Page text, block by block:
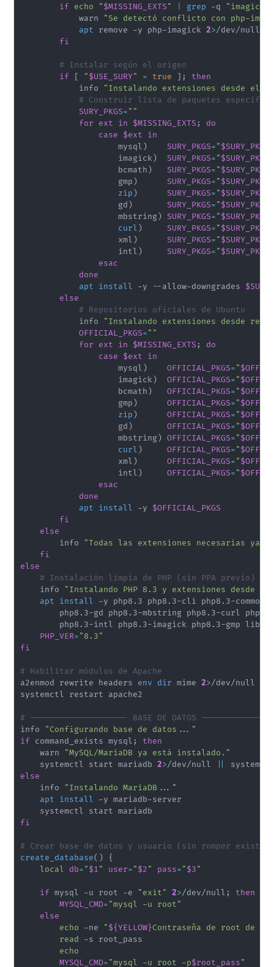
if
echo "$MISSING_EXTS" grep -q "imagick"
            warn
"Se detectó conflicto con php-
apt remove -y php-imagick 2>/dev/null
fi
# Instalar según el origen
if
[ "$USE_SURY" = true ] ;
then
            info
"Instalando extensiones desde el
# Construir lista de paquetes
SURY_PKGS=""
for
ext in $MISSING_EXTS ;
do
case
$ext
in
                    mysql
) SURY_PKGS="$SURY_PKGS
                    imagick
) SURY_PKGS="$SURY_PKGS
                    bcmath
) SURY_PKGS="$SURY_PKGS
                    gmp
) SURY_PKGS="$SURY_PKGS
zip ) SURY_PKGS="$SURY_PKGS
                    gd
) SURY_PKGS="$SURY_PKGS
                    mbstring
) SURY_PKGS="$SURY_PKGS
curl ) SURY_PKGS="$SURY_PKGS
                    xml
) SURY_PKGS="$SURY_PKGS
                    intl
) SURY_PKGS="$SURY_PKGS
esac
done
apt
install -y --allow-downgrades
else
# Repositorios oficiales de Ubuntu
            info
"Instalando extensiones desde
OFFICIAL_PKGS=""
for
ext in $MISSING_EXTS ;
do
case
$ext
in
                    mysql
) OFFICIAL_PKGS="
                    imagick
) OFFICIAL_PKGS="
                    bcmath
) OFFICIAL_PKGS="
                    gmp
) OFFICIAL_PKGS="
zip ) OFFICIAL_PKGS="
                    gd
) OFFICIAL_PKGS="
                    mbstring
) OFFICIAL_PKGS="
curl ) OFFICIAL_PKGS="
                    xml
) OFFICIAL_PKGS="
                    intl
) OFFICIAL_PKGS="
esac
done
apt
install -y $OFFICIAL_PKGS
fi
else
        info
"Todas las extensiones necesarias ya
fi
else
# Instalación limpia de PHP (sin PPA previo)
    info
"Instalando PHP 8.3 y extensiones
apt
install -y php8.3 php8.3-cli php8.3-common
php8.3-gd php8.3-mbstring php8.3-curl
php8.3-intl php8.3-imagick php8.3-gmp
PHP_VER="8.3"
fi
# Habilitar módulos de Apache
a2enmod rewrite headers env dir mime 2>/dev/null
systemctl restart apache2
# -------------------- BASE DE DATOS
info "Configurando base de datos..."
if command_exists mysql ;
then
    warn
"MySQL/MariaDB ya está instalado."
    systemctl start mariadb
2>/dev/null
else
    info
"Instalando MariaDB..."
apt
install -y mariadb-server
fi
# Crear base de datos y usuario (sin romper
create_database( )
{
local
db="$1" user="$2" pass="$3"
if mysql -u root -e "exit" 2>/dev/null ;
then
MYSQL_CMD="mysql -u root"
else
echo -ne "${YELLOW}Contraseña de root de
read -s root_pass
echo
MYSQL_CMD="mysql -u root -p$root_pass"